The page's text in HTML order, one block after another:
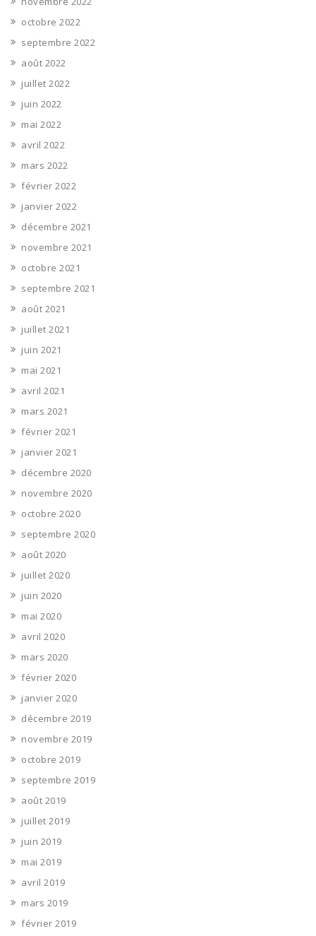
octobre 2022
septembre 2022
août 2022
juillet 2022
juin 2022
mai 2022
avril 2022
mars 2022
février 2022
janvier 2022
décembre 2021
novembre 2021
octobre 2021
septembre 2021
août 2021
juillet 2021
juin 2021
mai 2021
avril 2021
mars 2021
février 2021
janvier 2021
décembre 2020
novembre 2020
octobre 2020
septembre 2020
août 2020
juillet 2020
juin 2020
mai 2020
avril 2020
mars 2020
février 2020
janvier 2020
décembre 2019
novembre 2019
octobre 2019
septembre 2019
août 2019
juillet 2019
juin 2019
mai 2019
avril 2019
mars 2019
février 2019